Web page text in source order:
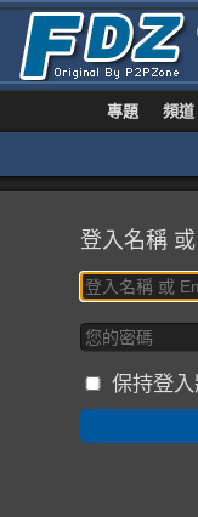
專題 頻道
登入名稱 或
保持登